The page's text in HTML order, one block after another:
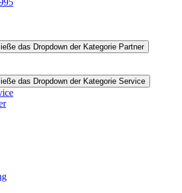
das Dropdown der Kategorie Partner
das Dropdown der Kategorie Service